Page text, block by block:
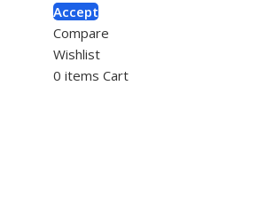
Accept
Compare
Wishlist
0 items Cart